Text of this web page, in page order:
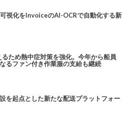
視化をInvoiceのAI-OCRで自動化する新
ため熱中症対策を強化。今年から船員
るファン付き作業服の支給も継続
を起点とした新たな配送プラットフォー